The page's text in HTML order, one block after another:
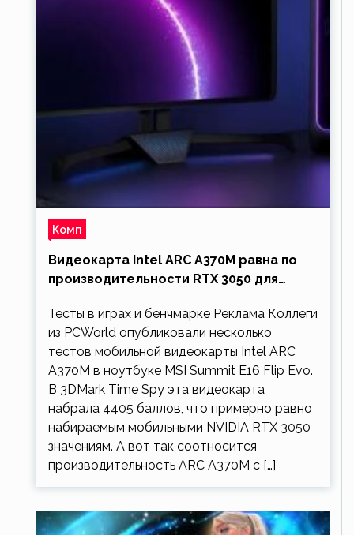
Комп
Видеокарта Intel ARC A370M равна по
производительности RTX 3050 для
Тесты в играх и бенчмарке Реклама Коллеги
из PCWorld опубликовали несколько
тестов мобильной видеокарты Intel ARC
A370M в ноутбуке MSI Summit E16 Flip Evo.
В 3DMark Time Spy эта видеокарта
набрала 4405 баллов, что примерно равно
набираемым мобильными NVIDIA RTX 3050
значениям. А вот так соотносится
производительность ARC A370M с […]